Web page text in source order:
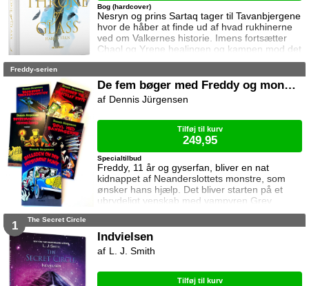
Nesryn og prins Sartaq tager til Tavanbjergene
hvor de håber at finde ud af hvad rukhinerne
ved om Valkernes historie. Imens fortsætter
Chaol og Yrene healingen og kampen mod det
mystiske mørke som lurer inden i ham. Men
deres venner derhjemme.
Bog (hardcover)
Freddy-serien
De fem bøger med Freddy og monstrene
Freddy, 11 år og gyserfan, bliver en nat
kidnappet af Neanderslottets monstre, som
ønsker hans hjælp. Det bliver starten på et
ubrydeligt venskab med vampyren Grev
Dracula, varulven Eddie, den hovedløse ridder
Boris, mumien Mummy og bøvsedragen Nitan.
Specialtilbud
Dennis Jürgensen
Tilføj til kurv
249,95
1 The Secret Circle
Indvielsen
L. J. Smith
Tilføj til kurv